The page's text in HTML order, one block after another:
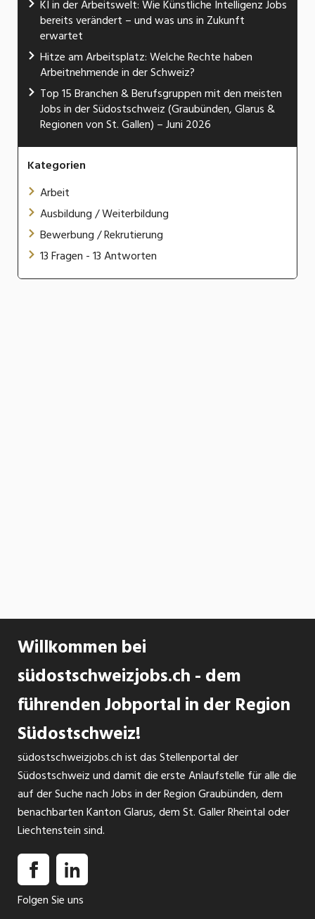
KI in der Arbeitswelt: Wie Künstliche Intelligenz Jobs
bereits verändert – und was uns in Zukunft
erwartet
Hitze am Arbeitsplatz: Welche Rechte haben
Arbeitnehmende in der Schweiz?
Top 15 Branchen & Berufsgruppen mit den meisten
Jobs in der Südostschweiz (Graubünden, Glarus &
Regionen von St. Gallen) – Juni 2026
Kategorien
Arbeit
Ausbildung / Weiterbildung
Bewerbung / Rekrutierung
13 Fragen - 13 Antworten
Willkommen bei
südostschweizjobs.ch - dem
führenden Jobportal in der Region
Südostschweiz!
südostschweizjobs.ch ist das Stellenportal der
Südostschweiz und damit die erste Anlaufstelle für alle die
auf der Suche nach Jobs in der Region Graubünden, dem
benachbarten Kanton Glarus, dem St. Galler Rheintal oder
Liechtenstein sind.
Folgen Sie uns